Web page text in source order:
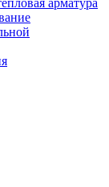
арматура